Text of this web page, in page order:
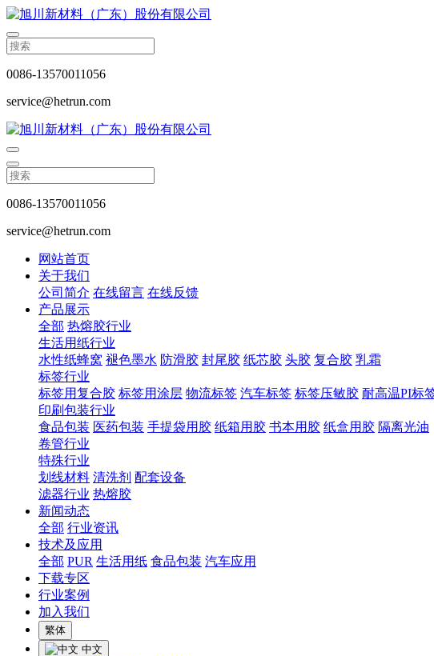
0086-13570011056
service@hetrun.com
0086-13570011056
service@hetrun.com
网站首页
关于我们
公司简介 在线留言 在线反馈
产品展示
全部 热熔胶行业
生活用纸行业
水性纸蜂窝 褪色墨水 防滑胶 封尾胶 纸芯胶 头胶 复合胶 乳霜
标签行业
标签用复合胶 标签用涂层 物流标签 汽车标签 标签压敏胶 耐高温PI标
印刷包装行业
食品包装 医药包装 手提袋用胶 纸箱用胶 书本用胶 纸盒用胶 隔离光油
卷管行业
特殊行业
划线材料 清洗剂 配套设备
滤器行业 热熔胶
新闻动态
全部 行业资讯
技术及应用
全部 PUR 生活用纸 食品包装 汽车应用
下载专区
行业案例
加入我们
繁体
中文